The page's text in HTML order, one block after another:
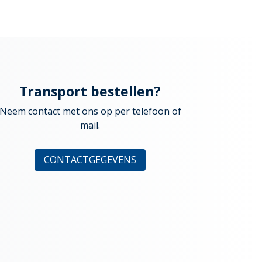
Transport bestellen?
contact met ons op per telefoon of
mail.
CONTACTGEGEVENS